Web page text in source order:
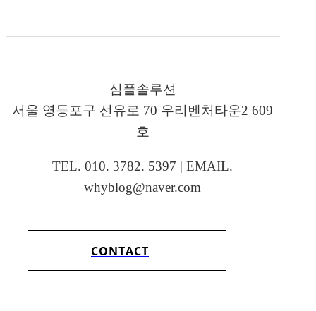
심플솔루션
서울 영등포구 선유로 70 우리벤처타운2 609
호
TEL. 010. 3782. 5397 | EMAIL.
whyblog@naver.com
CONTACT